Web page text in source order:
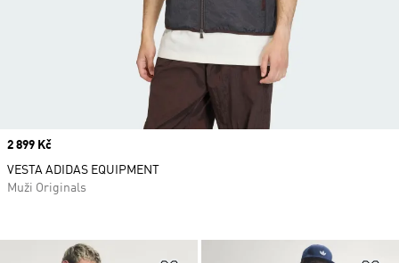
Price
2 899 Kč
VESTA ADIDAS EQUIPMENT
Muži Originals